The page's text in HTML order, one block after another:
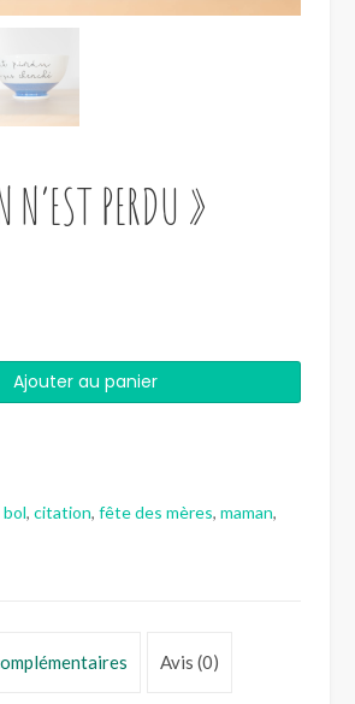
PERDU »
Ajouter au panier
bol, citation, fête des mères, maman,
Avis (0)